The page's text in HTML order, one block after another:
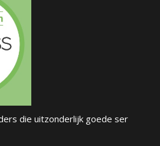
die uitzonderlijk goede ser